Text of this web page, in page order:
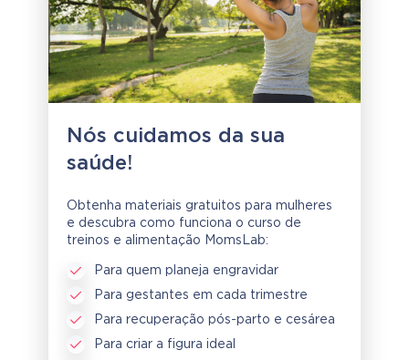
Nós cuidamos da sua
saúde!
Obtenha materiais gratuitos para mulheres
e descubra como funciona o curso de
treinos e alimentação MomsLab:
Para quem planeja engravidar
Para gestantes em cada trimestre
Para recuperação pós-parto e cesárea
Para criar a figura ideal